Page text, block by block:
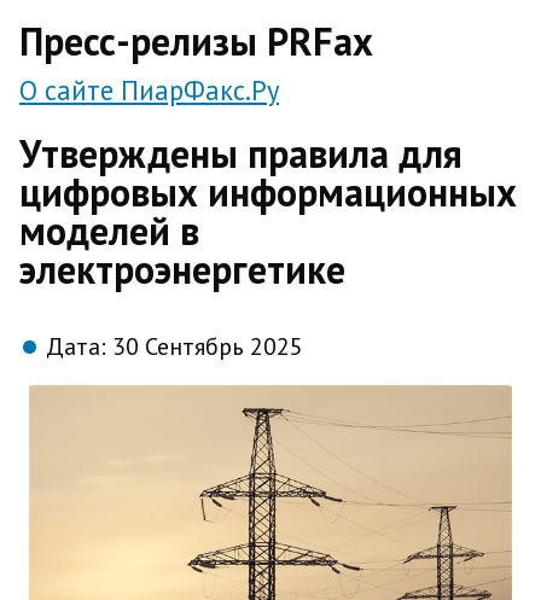
Пресс-релизы PRFax
О сайте ПиарФакс.Ру
Утверждены правила для
цифровых информационных
моделей в
электроэнергетике
Дата: 30 Сентябрь 2025